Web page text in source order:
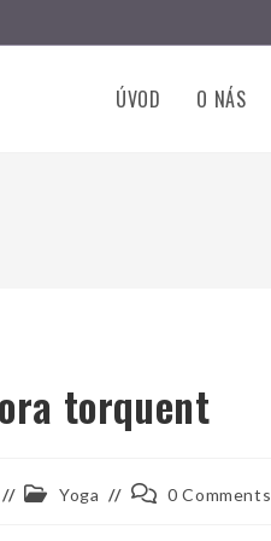
ÚVOD O NÁS
torquent
PostYoga
Post0 Comments